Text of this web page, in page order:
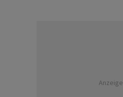
Anzeige